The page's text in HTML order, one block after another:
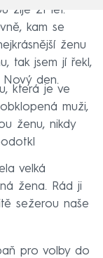
žije 21 let.
kam se
ženu
tak jsem jí řekl,
den.
která je ve
muži,
ženu, nikdy
velká
žena. Rád ji
sežerou naše
pro volby do